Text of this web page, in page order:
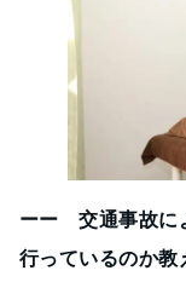
ーー 交通事故に
行っているのか教